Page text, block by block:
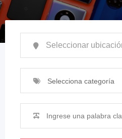
Selecciona categoría